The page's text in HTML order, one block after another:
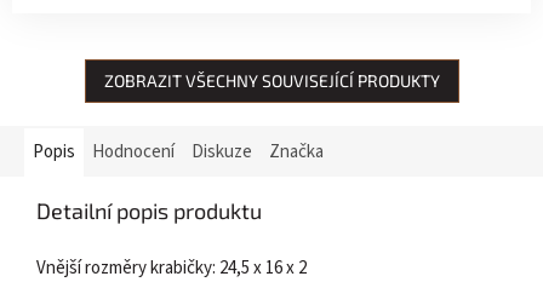
ZOBRAZIT VŠECHNY SOUVISEJÍCÍ PRODUKTY
Popis Hodnocení Diskuze Značka
Detailní popis produktu
Vnější rozměry krabičky: 24,5 x 16 x 2